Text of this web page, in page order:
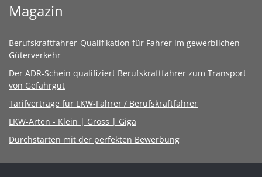
Magazin
Berufskraftfahrer-Qualifikation für Fahrer im gewerblichen
Güterverkehr
Der ADR-Schein qualifiziert Berufskraftfahrer zum Transport
von Gefahrgut
Tarifverträge für LKW-Fahrer / Berufskraftfahrer
LKW-Arten - Klein | Gross | Giga
Durchstarten mit der perfekten Bewerbung